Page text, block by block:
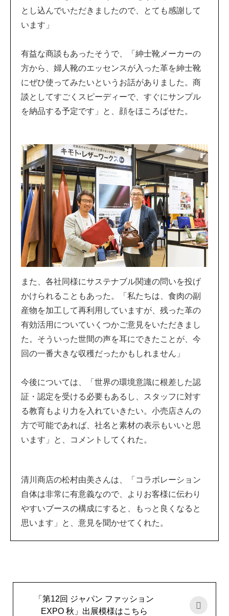
とし込んでいただきましたので、とても感謝して
います」
有益な商談もあったそうで、「紳士靴メーカーの
方から、婦人靴のエッセンスが入った革を紳士靴
にぜひ使ってみたいというお話がありました。商
談としてすごくスピーディーで、すぐにサンプル
を納品する予定です」と、顔をほころばせた。
また、各社同様にサステナブル関連の問いを投げ
かけられることもあった。「私たちは、食肉の副
産物を加工して再利用していますが、残った革の
有効活用についていくつかご意見をいただきまし
た。そういった世間の声を耳にできたことが、今
回の一番大きな収穫だったかもしれません」
今後については、「世界の環境意識に根差した認
証・認定を受ける必要もあるし、スタッフに対す
る教育もより力を入れていきたい。小売店さんの
方で可能であれば、社名と素材の表示もいいと思
います」と、コメントしてくれた。
清川商店の松村由美さんは、「コラボレーション
自体は非常に有意義なので、よりお客様に伝わり
やすいブースの構成にすると、もっと良くなると
思います」と、意見を聞かせてくれた。
「第12回 ジャパン ファッション
EXPO 秋」出展模様はこちら